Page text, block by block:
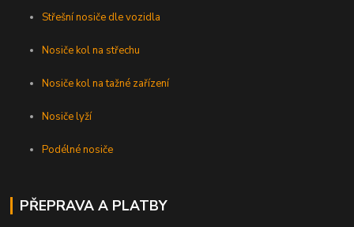
Střešní nosiče dle vozidla
Nosiče kol na střechu
Nosiče kol na tažné zařízení
Nosiče lyží
Podélné nosiče
PŘEPRAVA A PLATBY